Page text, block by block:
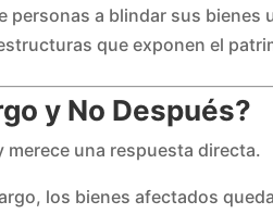
a blindar sus bienes
que exponen el
y No Después?
una respuesta directa.
los bienes afectados